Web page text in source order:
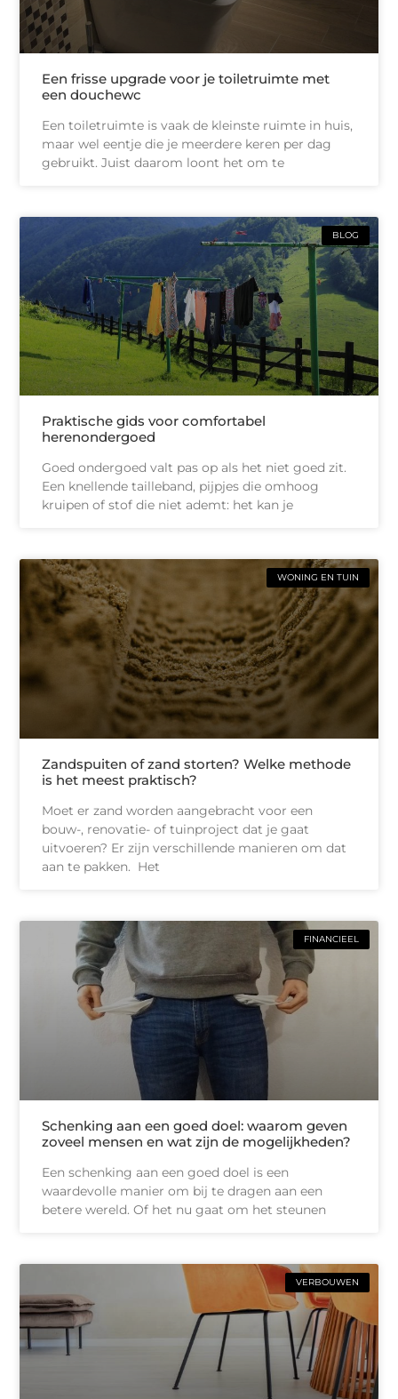
Een frisse upgrade voor je toiletruimte met
een douchewc
Een toiletruimte is vaak de kleinste ruimte in huis,
maar wel eentje die je meerdere keren per dag
gebruikt. Juist daarom loont het om te
BLOG
Praktische gids voor comfortabel
herenondergoed
Goed ondergoed valt pas op als het niet goed zit.
Een knellende tailleband, pijpjes die omhoog
kruipen of stof die niet ademt: het kan je
WONING EN TUIN
Zandspuiten of zand storten? Welke methode
is het meest praktisch?
Moet er zand worden aangebracht voor een
bouw-, renovatie- of tuinproject dat je gaat
uitvoeren? Er zijn verschillende manieren om dat
aan te pakken. Het
FINANCIEEL
Schenking aan een goed doel: waarom geven
zoveel mensen en wat zijn de mogelijkheden?
Een schenking aan een goed doel is een
waardevolle manier om bij te dragen aan een
betere wereld. Of het nu gaat om het steunen
VERBOUWEN